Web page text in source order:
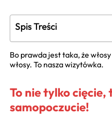
Spis Treści
Bo prawda jest taka, że
włosy. To nasza wizytówka.
To nie tylko cięcie,
samopoczucie!